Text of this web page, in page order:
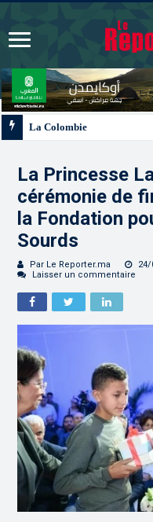
La Princesse
cérémonie de
la Fondation
Sourds
Par Le Reporter.ma 24/
Laisser un commentaire